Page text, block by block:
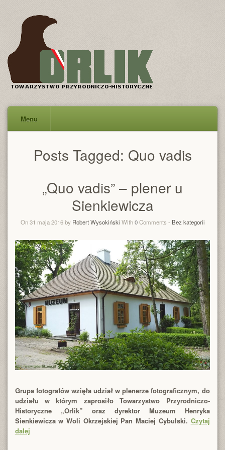
Menu
Posts Tagged: Quo vadis
„Quo vadis” – plener u
Sienkiewicza
On 31 maja 2016 by Robert Wysokiński With0Comments - Bez kategorii
Grupa fotografów wzięła udział w plenerze fotograficznym, do
udziału w którym zaprosiło Towarzystwo Przyrodniczo-
Historyczne „Orlik” oraz dyrektor Muzeum Henryka
Sienkiewicza w Woli Okrzejskiej Pan Maciej Cybulski. Czytaj
dalej